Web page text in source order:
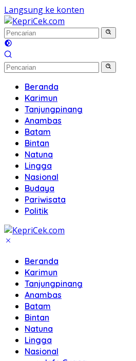
Langsung ke konten
Beranda
Karimun
Tanjungpinang
Anambas
Batam
Bintan
Natuna
Lingga
Nasional
Budaya
Pariwisata
Politik
Beranda
Karimun
Tanjungpinang
Anambas
Batam
Bintan
Natuna
Lingga
Nasional